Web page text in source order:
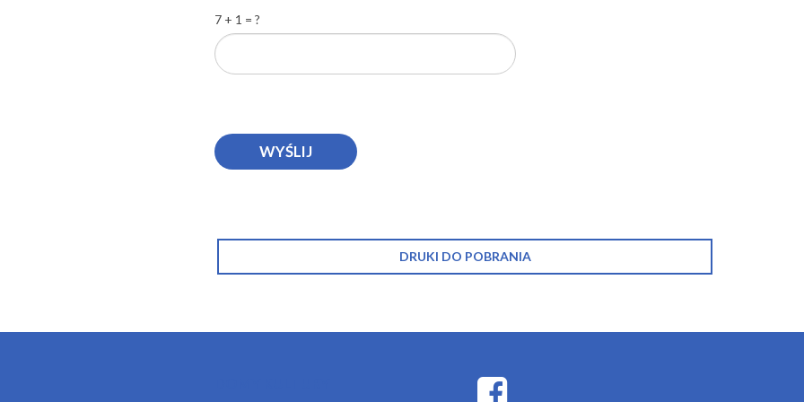
7 + 1 = ?
DRUKI DO POBRANIA